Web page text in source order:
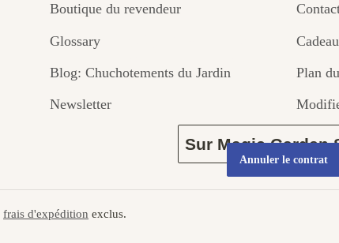
par le
Sur Magic Garden
Boutique du revendeur
Glossary
Blog: Chuchotements du Jardin
Newsletter
Plan
Annuler le contrat
frais d'expédition exclus.